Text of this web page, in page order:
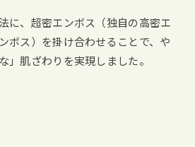
に、超密エンボス（独自の高密エ
ボス）を掛け合わせることで、や
」肌ざわりを実現しました。